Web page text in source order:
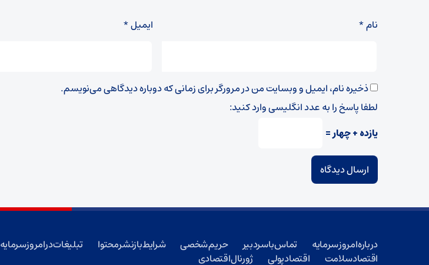
نام* ایمیل*
ذخیره نام، ایمیل و وبسایت من در مرورگر برای زمانی که دوباره دیدگاهی می‌نویسم.
لطفا پاسخ را به عدد انگلیسی وارد کنید:
یازده + چهار =
درباره امروز سرمایه تماس با سردبیر حریم شخصی شرایط بازنشر محتوا
تبلیغات در امروز سرمایه
اقتصاد سلامت
اقتصاد پولی ژورنال اقتصادی